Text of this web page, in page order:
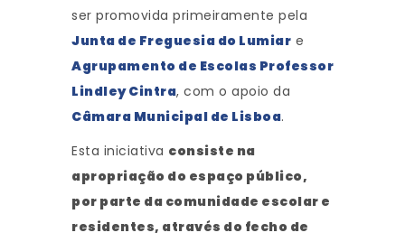
ser promovida primeiramente pela
Junta de Freguesia do Lumiar e
Agrupamento de Escolas Professor
Lindley Cintra, com o apoio da
Câmara Municipal de Lisboa.
Esta iniciativa consiste na
apropriação do espaço público,
por parte da comunidade escolar e
residentes, através do fecho de